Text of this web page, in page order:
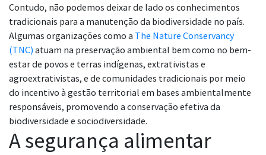
Contudo, não podemos deixar de lado os conhecimentos
tradicionais para a manutenção da biodiversidade no país.
Algumas organizações como a The Nature Conservancy
(TNC) atuam na preservação ambiental bem como no bem-
estar de povos e terras indígenas, extrativistas e
agroextrativistas, e de comunidades tradicionais por meio
do incentivo à gestão territorial em bases ambientalmente
responsáveis, promovendo a conservação efetiva da
biodiversidade e sociodiversidade.
A segurança alimentar